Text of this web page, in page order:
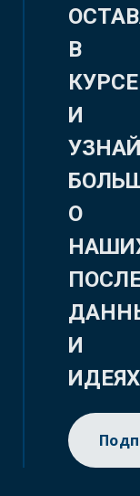
В
КУРСЕ
И
О
И
ИДЕЯХ